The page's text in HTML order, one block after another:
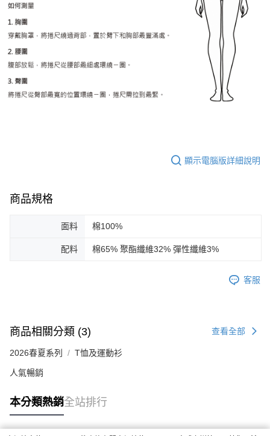
顯示電腦版詳細說明
商品規格
面料 棉100%
配料 棉65% 聚酯纖維32% 彈性纖維3%
客服
商品相關分類 (3) 查看全部
2026春夏系列 T恤及運動衫
人氣暢銷
本分類熱銷全站排行